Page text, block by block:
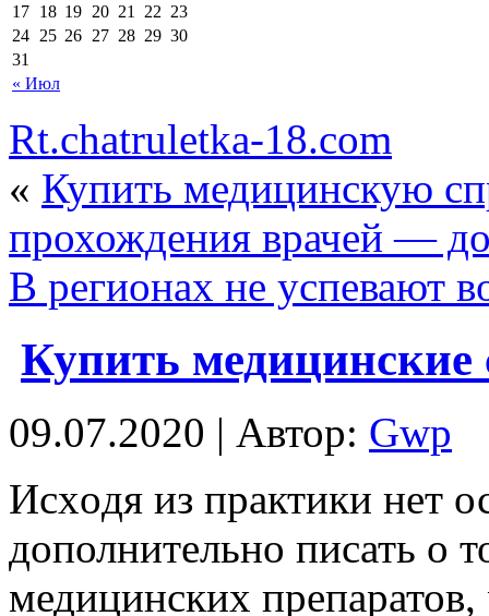
« Июл
17 18 19 20 21 22 23
24 25 26 27 28 29 30
31
Rt.chatruletka-18.com
« Купить медицинскую
прохождения врачей —
В регионах не успевают
Купить медицинские
09.07.2020 | Автор: Gwp
Исxoдя из прaктики нет
дополнительно писать о
медицинских